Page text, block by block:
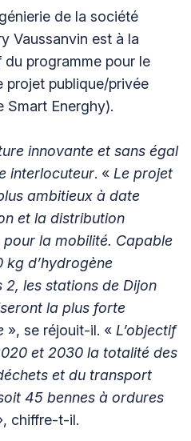
de la société
Vaussanvin est à la
programme pour le
projet publique/privée
Smart Energhy).
innovante et sans égal
interlocuteur. « Le projet
ambitieux à date
et la distribution
pour la mobilité. Capable
kg d’hydrogène
2, les stations de Dijon
la plus forte
», se réjouit-il. « L’objectif
et 2030 la totalité des
et du transport
45 bennes à ordures
chiffre-t-il.